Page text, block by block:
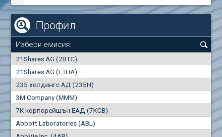
Профил
Избери емисия:
21Shares AG (2BTC)
21Shares AG (ETHA)
235 холдингс АД (235H)
3M Company (MMM)
7К корпорейшън ЕАД (7KCB)
Abbott Laboratories (ABL)
0000
0.000
Най-добра
"купува"
0
Най-добра
0